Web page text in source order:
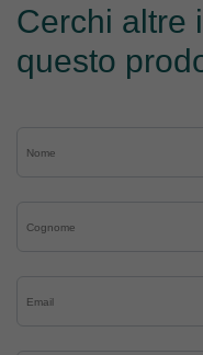
Cerchi altre
questo